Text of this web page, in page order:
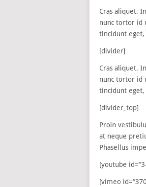
Cras aliquet.
nunc tortor id
tincidunt
[divider]
Cras aliquet.
nunc tortor id
tincidunt
[divider_top]
Proin
at neque
Phasellus
[youtube
[vimeo